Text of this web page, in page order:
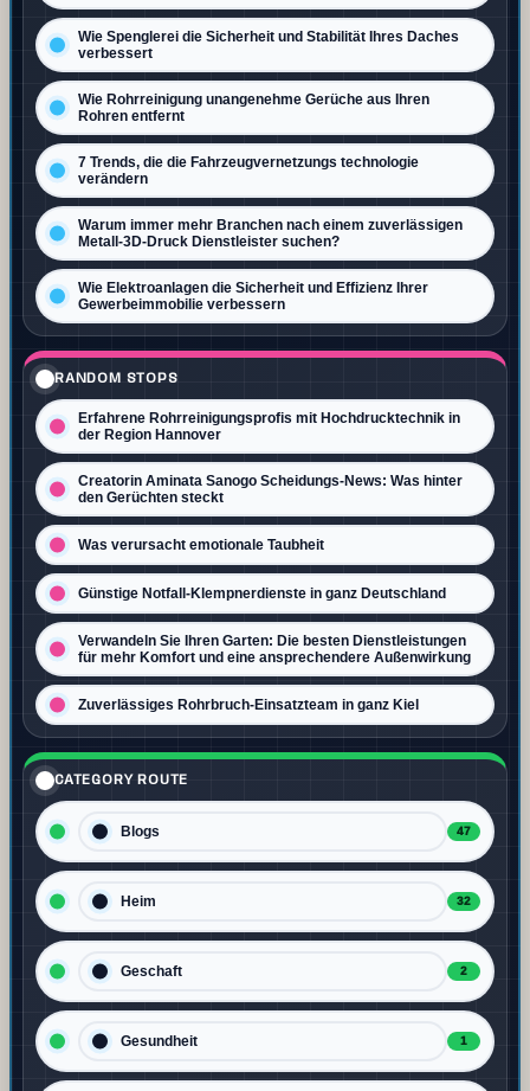
Wie Spenglerei die Sicherheit und Stabilität Ihres Daches
verbessert
Wie Rohrreinigung unangenehme Gerüche aus Ihren
Rohren entfernt
7 Trends, die die Fahrzeugvernetzungs technologie
verändern
Warum immer mehr Branchen nach einem zuverlässigen
Metall-3D-Druck Dienstleister suchen?
Wie Elektroanlagen die Sicherheit und Effizienz Ihrer
Gewerbeimmobilie verbessern
RANDOM STOPS
Erfahrene Rohrreinigungsprofis mit Hochdrucktechnik in
der Region Hannover
Creatorin Aminata Sanogo Scheidungs‑News: Was hinter
den Gerüchten steckt
Was verursacht emotionale Taubheit
Günstige Notfall-Klempnerdienste in ganz Deutschland
Verwandeln Sie Ihren Garten: Die besten Dienstleistungen
für mehr Komfort und eine ansprechendere Außenwirkung
Zuverlässiges Rohrbruch-Einsatzteam in ganz Kiel
CATEGORY ROUTE
Blogs 47
Heim 32
Geschaft 2
Gesundheit 1